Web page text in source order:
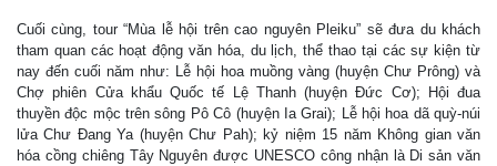
Cuối cùng, tour “Mùa lễ hội trên cao nguyên Pleiku” sẽ đưa du khách
tham quan các hoạt động văn hóa, du lịch, thể thao tại các sự kiện từ
nay đến cuối năm như: Lễ hội hoa muồng vàng (huyện Chư Prông) và
Chợ phiên Cửa khẩu Quốc tế Lệ Thanh (huyện Đức Cơ); Hội đua
thuyền độc mộc trên sông Pô Cô (huyện Ia Grai); Lễ hội hoa dã quỳ-núi
lửa Chư Đang Ya (huyện Chư Pah); kỷ niệm 15 năm Không gian văn
hóa cồng chiêng Tây Nguyên được UNESCO công nhận là Di sản văn